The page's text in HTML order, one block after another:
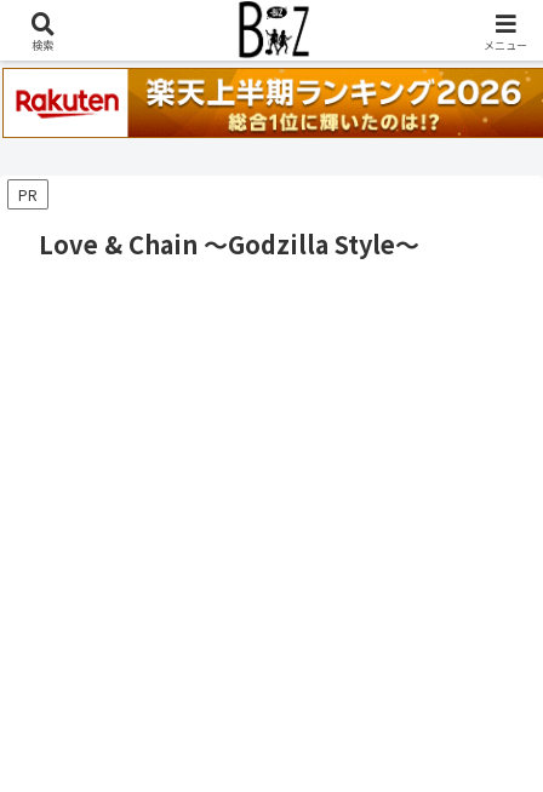
稲葉浩志『en-Zepp』『enⅣ』セトリ一覧はこちら
PR
Love & Chain ～Godzilla Style～
検索 メニュー